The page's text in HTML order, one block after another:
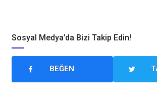
Sosyal Medya’da Bizi Takip Edin!
BEĞEN